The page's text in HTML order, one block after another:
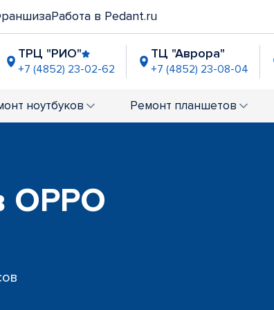
Работа в Pedant.ru
ТРЦ "РИО"
+7 (4852) 23-02-62
ТЦ "Аврора"
+7 (4852) 23-08-04
+7 (4852) 23-94-86 +7 (4852) 60-71-76
ноутбуков Ремонт планшетов